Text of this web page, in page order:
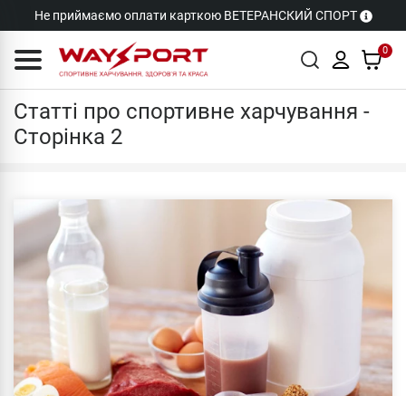
Не приймаємо оплати карткою ВЕТЕРАНСКИЙ СПОРТ
0
Cтатті
Статті про спортивне харчування -
Сторінка 2